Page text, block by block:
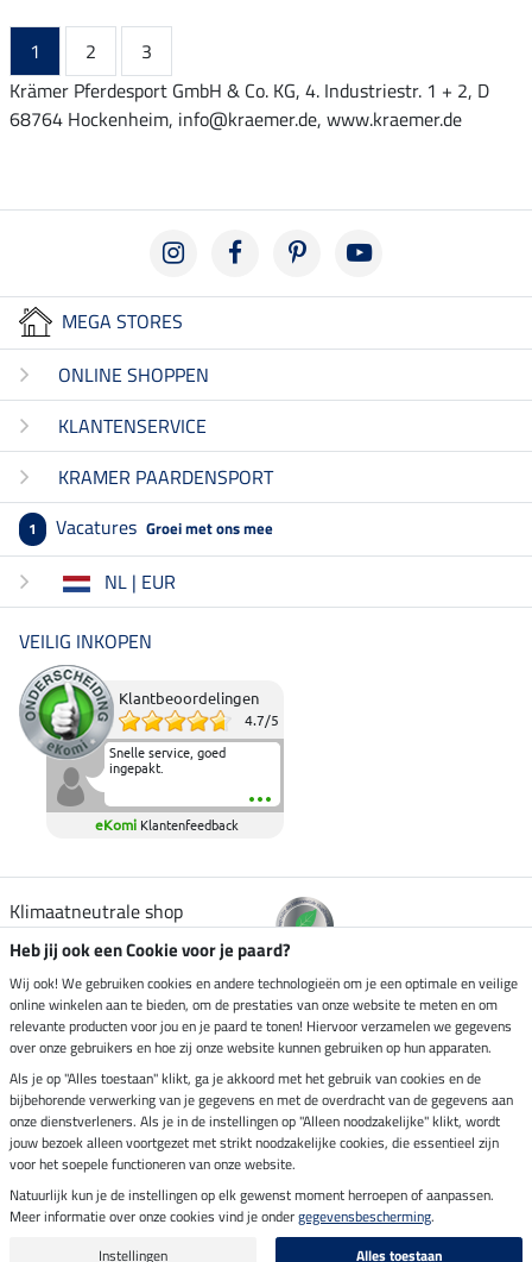
1 2
3
Krämer Pferdesport GmbH & Co. KG, 4. Industriestr. 1 + 2, D
68764 Hockenheim, info@kraemer.de, www.kraemer.de
MEGA STORES
ONLINE SHOPPEN
KLANTENSERVICE
KRAMER PAARDENSPORT
1 Vacatures Groei met ons mee
NL | EUR
VEILIG INKOPEN
Klantbeoordelingen
4.7/5
Snelle service, goed
ingepakt.
eKomi Klantenfeedback
Klimaatneutrale shop
Verzending per
Veilig betalen met
Impressum
Laatste update op 07.08.2026 om 14:39 uur
Alle prijzen in euro's, incl. BTW, excl. verzendkosten.
Heb jij ook een Cookie voor je paard?
Wij ook! We gebruiken cookies en andere technologieën om je een optimale en veilige
online winkelen aan te bieden, om de prestaties van onze website te meten en om
relevante producten voor jou en je paard te tonen! Hiervoor verzamelen we gegevens
over onze gebruikers en hoe zij onze website kunnen gebruiken op hun apparaten.
Als je op "Alles toestaan" klikt, ga je akkoord met het gebruik van cookies en de
bijbehorende verwerking van je gegevens en met de overdracht van de gegevens aan
onze dienstverleners. Als je in de instellingen op "Alleen noodzakelijke" klikt, wordt
jouw bezoek alleen voortgezet met strikt noodzakelijke cookies, die essentieel zijn
voor het soepele functioneren van onze website.
Natuurlijk kun je de instellingen op elk gewenst moment herroepen of aanpassen.
Meer informatie over onze cookies vind je ondergegevensbescherming.
Instellingen
Alles toestaan